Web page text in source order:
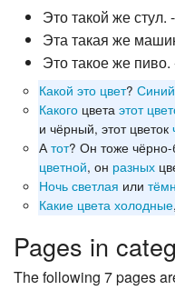
Это такой же стул.
Эта такая же
Это такое же
Какой это цвет?Синий
Какого цветаэтот
и чёрный, этот цветок
Атот? Он тоже
цветной, он разных
Ночь светлая или
Какие цвета холодные
Pages in
The following 7 pages